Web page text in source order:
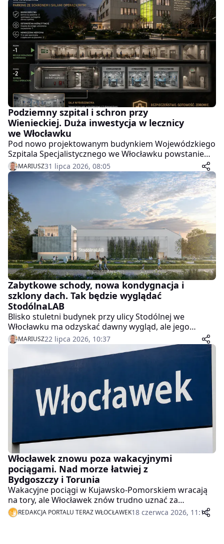
Podziemny szpital i schron przy
Wienieckiej. Duża inwestycja w lecznicy
we Włocławku
Pod nowo projektowanym budynkiem Wojewódzkiego
Szpitala Specjalistycznego we Włocławku powstanie
dwupoziomowy podziemny schron.
MARIUSZ31 lipca 2026, 08:05
Zabytkowe schody, nowa kondygnacja i
szklony dach. Tak będzie wyglądać
StodólnaLAB
Blisko stuletni budynek przy ulicy Stodólnej we
Włocławku ma odzyskać dawny wygląd, ale jego
wnętrza zostaną urządzone od nowa. W kamienicy
powstaną laboratoria, sale edukacyjne i ekspozycyjne,
a dziedziniec przykryje szklany dach.
MARIUSZ22 lipca 2026, 10:37
Włocławek znowu poza wakacyjnymi
pociągami. Nad morze łatwiej z
Bydgoszczy i Torunia
Wakacyjne pociągi w Kujawsko-Pomorskiem wracają
na tory, ale Włocławek znów trudno uznać za
beneficjenta tej oferty. Samorząd województwa
zapowiada połączenia na Hel, do Kołobrzegu i w Bory
REDAKCJA PORTALU TERAZ WŁOCŁAWEK18 czerwca 2026, 11:13